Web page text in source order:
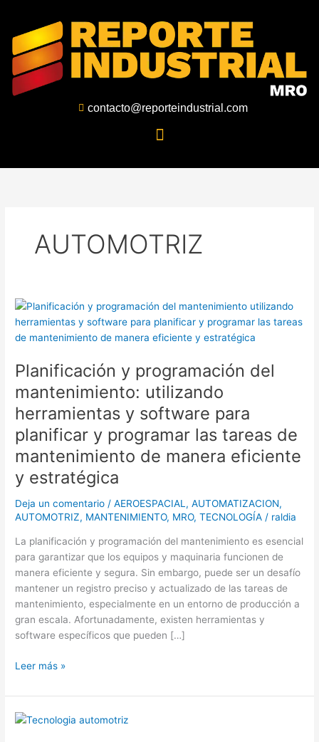
contenido
contacto@reporteindustrial.com
AUTOMOTRIZ
Planificación y programación del
mantenimiento: utilizando
herramientas y software para
planificar y programar las tareas de
mantenimiento de manera eficiente
y estratégica
Deja un comentario /AEROESPACIAL ,AUTOMATIZACION,
AUTOMOTRIZ, MANTENIMIENTO, MRO,TECNOLOGÍA / raldia
La planificación y programación del mantenimiento es esencial
para garantizar que los equipos y maquinaria funcionen de
manera eficiente y segura. Sin embargo, puede ser un desafío
mantener un registro preciso y actualizado de las tareas de
mantenimiento, especialmente en un entorno de producción a
gran escala. Afortunadamente, existen herramientas y
software específicos que pueden […]
Planificación
y
programación
mantenimiento:
utilizando
herramientas
y
software
para
planificar
y
las
tareas
de
mantenimiento
de
manera
eficiente
y
estratégica
Leer más »
La